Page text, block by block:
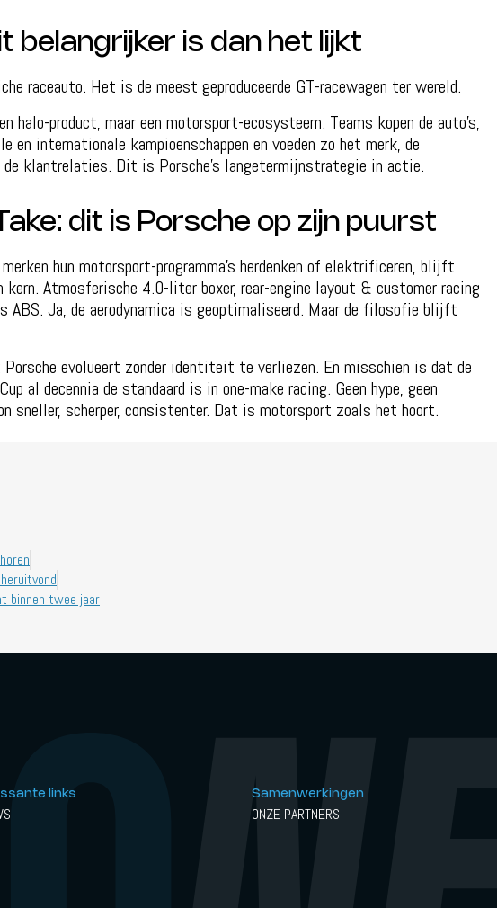
belangrijker is dan het lijkt
raceauto. Het is de meest geproduceerde GT-racewagen ter wereld.
halo-product, maar een motorsport-ecosysteem. Teams kopen de auto’s,
en internationale kampioenschappen en voeden zo het merk, de
klantrelaties. Dit is Porsche’s langetermijnstrategie in actie.
dit is Porsche op zijn puurst
hun motorsport-programma’s herdenken of elektrificeren, blijft
kern. Atmosferische 4.0-liter boxer, rear-engine layout & customer racing
ABS. Ja, de aerodynamica is geoptimaliseerd. Maar de filosofie blijft
evolueert zonder identiteit te verliezen. En misschien is dat de
al decennia de standaard is in one-make racing. Geen hype, geen
sneller, scherper, consistenter. Dat is motorsport zoals het hoort.
binnen twee jaar
links Samenwerkingen
ONZE PARTNERS